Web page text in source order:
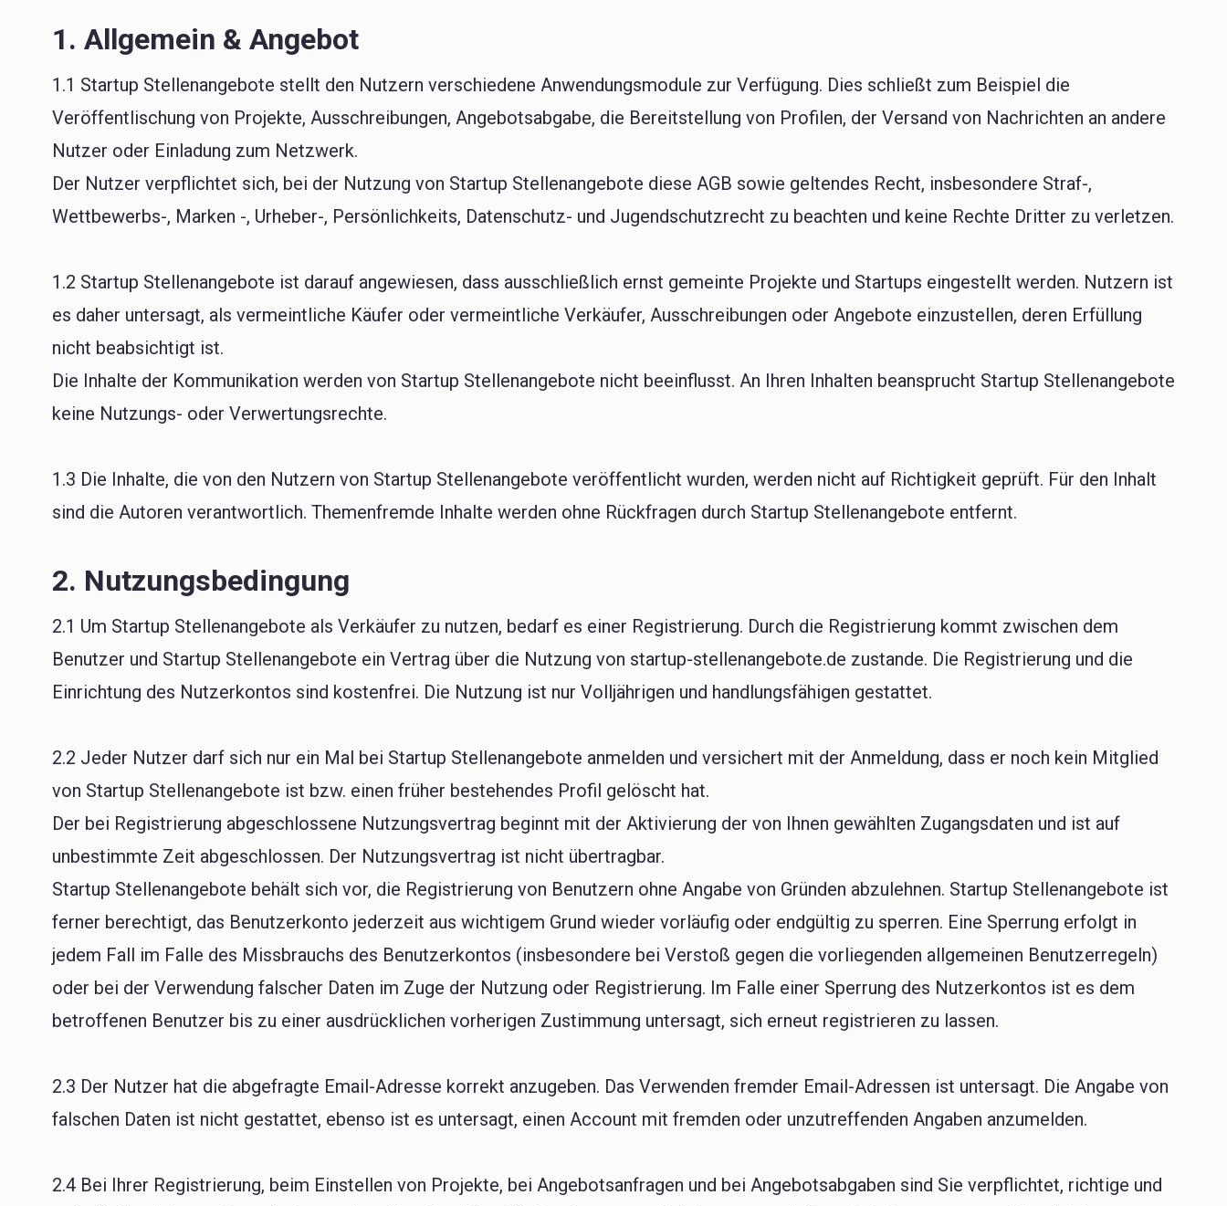
1. Allgemein & Angebot
1.1 Startup Stellenangebote stellt den Nutzern verschiedene Anwendungsmodule zur Verfügung. Dies schließt zum Beispiel die
Veröffentlischung von Projekte, Ausschreibungen, Angebotsabgabe, die Bereitstellung von Profilen, der Versand von Nachrichten an andere
Nutzer oder Einladung zum Netzwerk.
Der Nutzer verpflichtet sich, bei der Nutzung von Startup Stellenangebote diese AGB sowie geltendes Recht, insbesondere Straf-,
Wettbewerbs-, Marken -, Urheber-, Persönlichkeits, Datenschutz- und Jugendschutzrecht zu beachten und keine Rechte Dritter zu verletzen.
1.2 Startup Stellenangebote ist darauf angewiesen, dass ausschließlich ernst gemeinte Projekte und Startups eingestellt werden. Nutzern ist
es daher untersagt, als vermeintliche Käufer oder vermeintliche Verkäufer, Ausschreibungen oder Angebote einzustellen, deren Erfüllung
nicht beabsichtigt ist.
Die Inhalte der Kommunikation werden von Startup Stellenangebote nicht beeinflusst. An Ihren Inhalten beansprucht Startup Stellenangebote
keine Nutzungs- oder Verwertungsrechte.
1.3 Die Inhalte, die von den Nutzern von Startup Stellenangebote veröffentlicht wurden, werden nicht auf Richtigkeit geprüft. Für den Inhalt
sind die Autoren verantwortlich. Themenfremde Inhalte werden ohne Rückfragen durch Startup Stellenangebote entfernt.
2. Nutzungsbedingung
2.1 Um Startup Stellenangebote als Verkäufer zu nutzen, bedarf es einer Registrierung. Durch die Registrierung kommt zwischen dem
Benutzer und Startup Stellenangebote ein Vertrag über die Nutzung von startup-stellenangebote.de zustande. Die Registrierung und die
Einrichtung des Nutzerkontos sind kostenfrei. Die Nutzung ist nur Volljährigen und handlungsfähigen gestattet.
2.2 Jeder Nutzer darf sich nur ein Mal bei Startup Stellenangebote anmelden und versichert mit der Anmeldung, dass er noch kein Mitglied
von Startup Stellenangebote ist bzw. einen früher bestehendes Profil gelöscht hat.
Der bei Registrierung abgeschlossene Nutzungsvertrag beginnt mit der Aktivierung der von Ihnen gewählten Zugangsdaten und ist auf
unbestimmte Zeit abgeschlossen. Der Nutzungsvertrag ist nicht übertragbar.
Startup Stellenangebote behält sich vor, die Registrierung von Benutzern ohne Angabe von Gründen abzulehnen. Startup Stellenangebote ist
ferner berechtigt, das Benutzerkonto jederzeit aus wichtigem Grund wieder vorläufig oder endgültig zu sperren. Eine Sperrung erfolgt in
jedem Fall im Falle des Missbrauchs des Benutzerkontos (insbesondere bei Verstoß gegen die vorliegenden allgemeinen Benutzerregeln)
oder bei der Verwendung falscher Daten im Zuge der Nutzung oder Registrierung. Im Falle einer Sperrung des Nutzerkontos ist es dem
betroffenen Benutzer bis zu einer ausdrücklichen vorherigen Zustimmung untersagt, sich erneut registrieren zu lassen.
2.3 Der Nutzer hat die abgefragte Email-Adresse korrekt anzugeben. Das Verwenden fremder Email-Adressen ist untersagt. Die Angabe von
falschen Daten ist nicht gestattet, ebenso ist es untersagt, einen Account mit fremden oder unzutreffenden Angaben anzumelden.
2.4 Bei Ihrer Registrierung, beim Einstellen von Projekte, bei Angebotsanfragen und bei Angebotsabgaben sind Sie verpflichtet, richtige und